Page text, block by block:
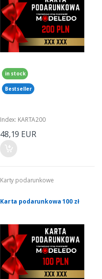
in stock
Bestseller
Index: KARTA200
48,19 EUR
Karty podarunkowe
Karta podarunkowa 100 zł